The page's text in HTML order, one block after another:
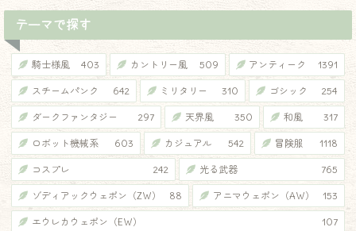
テーマで探す
騎士様風 403 カントリー風 509 アンティーク 1391
スチームパンク 642 ミリタリー 310 ゴシック 254
ダークファンタジー 297 天界風 350 和風 317
ロボット機械系 603 カジュアル 542 冒険服 1118
コスプレ 242 光る武器 765
ゾディアックウェポン（ZW） 88 アニマウェポン（AW） 153
エウレカウェポン（EW） 107